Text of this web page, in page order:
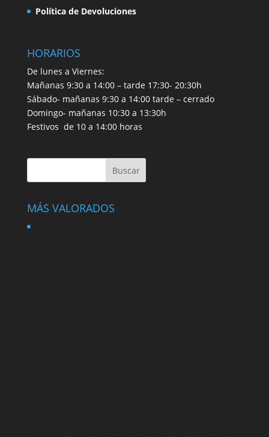
Política de Devoluciones
HORARIOS
De lunes a Viernes:
Mañanas 9:30 a 14:00 – tarde 17:30- 20:30h
Sábado- mañanas 9:30 a 14:00 tarde – cerrado
Domingo- mañanas 10:30 a 13:30h
Festivos de 10 a 14:00 horas
MÁS VALORADOS